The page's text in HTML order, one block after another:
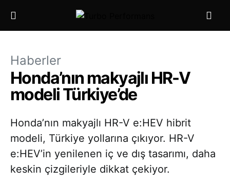
Haberler
Honda’nın makyajlı HR-V
modeli Türkiye’de
Honda’nın makyajlı HR-V e:HEV hibrit
modeli, Türkiye yollarına çıkıyor. HR-V
e:HEV’in yenilenen iç ve dış tasarımı, daha
keskin çizgileriyle dikkat çekiyor.